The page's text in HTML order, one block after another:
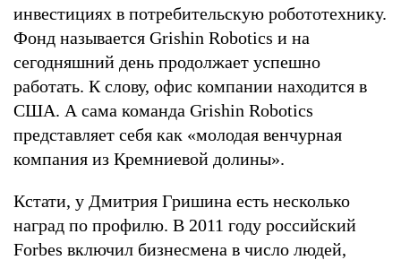
инвестициях в потребительскую робототехнику.
Фонд называется Grishin Robotics и на
сегодняшний день продолжает успешно
работать. К слову, офис компании находится в
США. А сама команда Grishin Robotics
представляет себя как «молодая венчурная
компания из Кремниевой долины».
Кстати, у Дмитрия Гришина есть несколько
наград по профилю. В 2011 году российский
Forbes включил бизнесмена в число людей,